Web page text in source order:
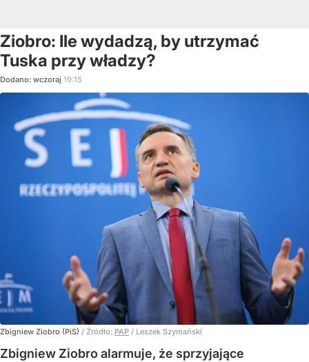
Ziobro: Ile wydadzą, by utrzymać
Tuska przy władzy?
Dodano: wczoraj 19:15
Zbigniew Ziobro (PiS) / Źródło: PAP / Leszek Szymański
Zbigniew Ziobro alarmuje, że sprzyjające